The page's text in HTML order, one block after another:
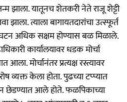
झाला. यातूनच शेतकरी नेते राजू शेट्टी
झाला. त्याला बागायतदारांचा उत्स्फूर्त
अधिक सक्षम होण्यास बळ मिळाले.
कार्यालयावर धडक मोर्चा
आला. मोर्चानंतर प्रत्यक्ष रस्त्यावर
व्यक्त केला होता. पुढच्या टप्प्यात
छेडण्यात आले होते. फळपिकाच्या